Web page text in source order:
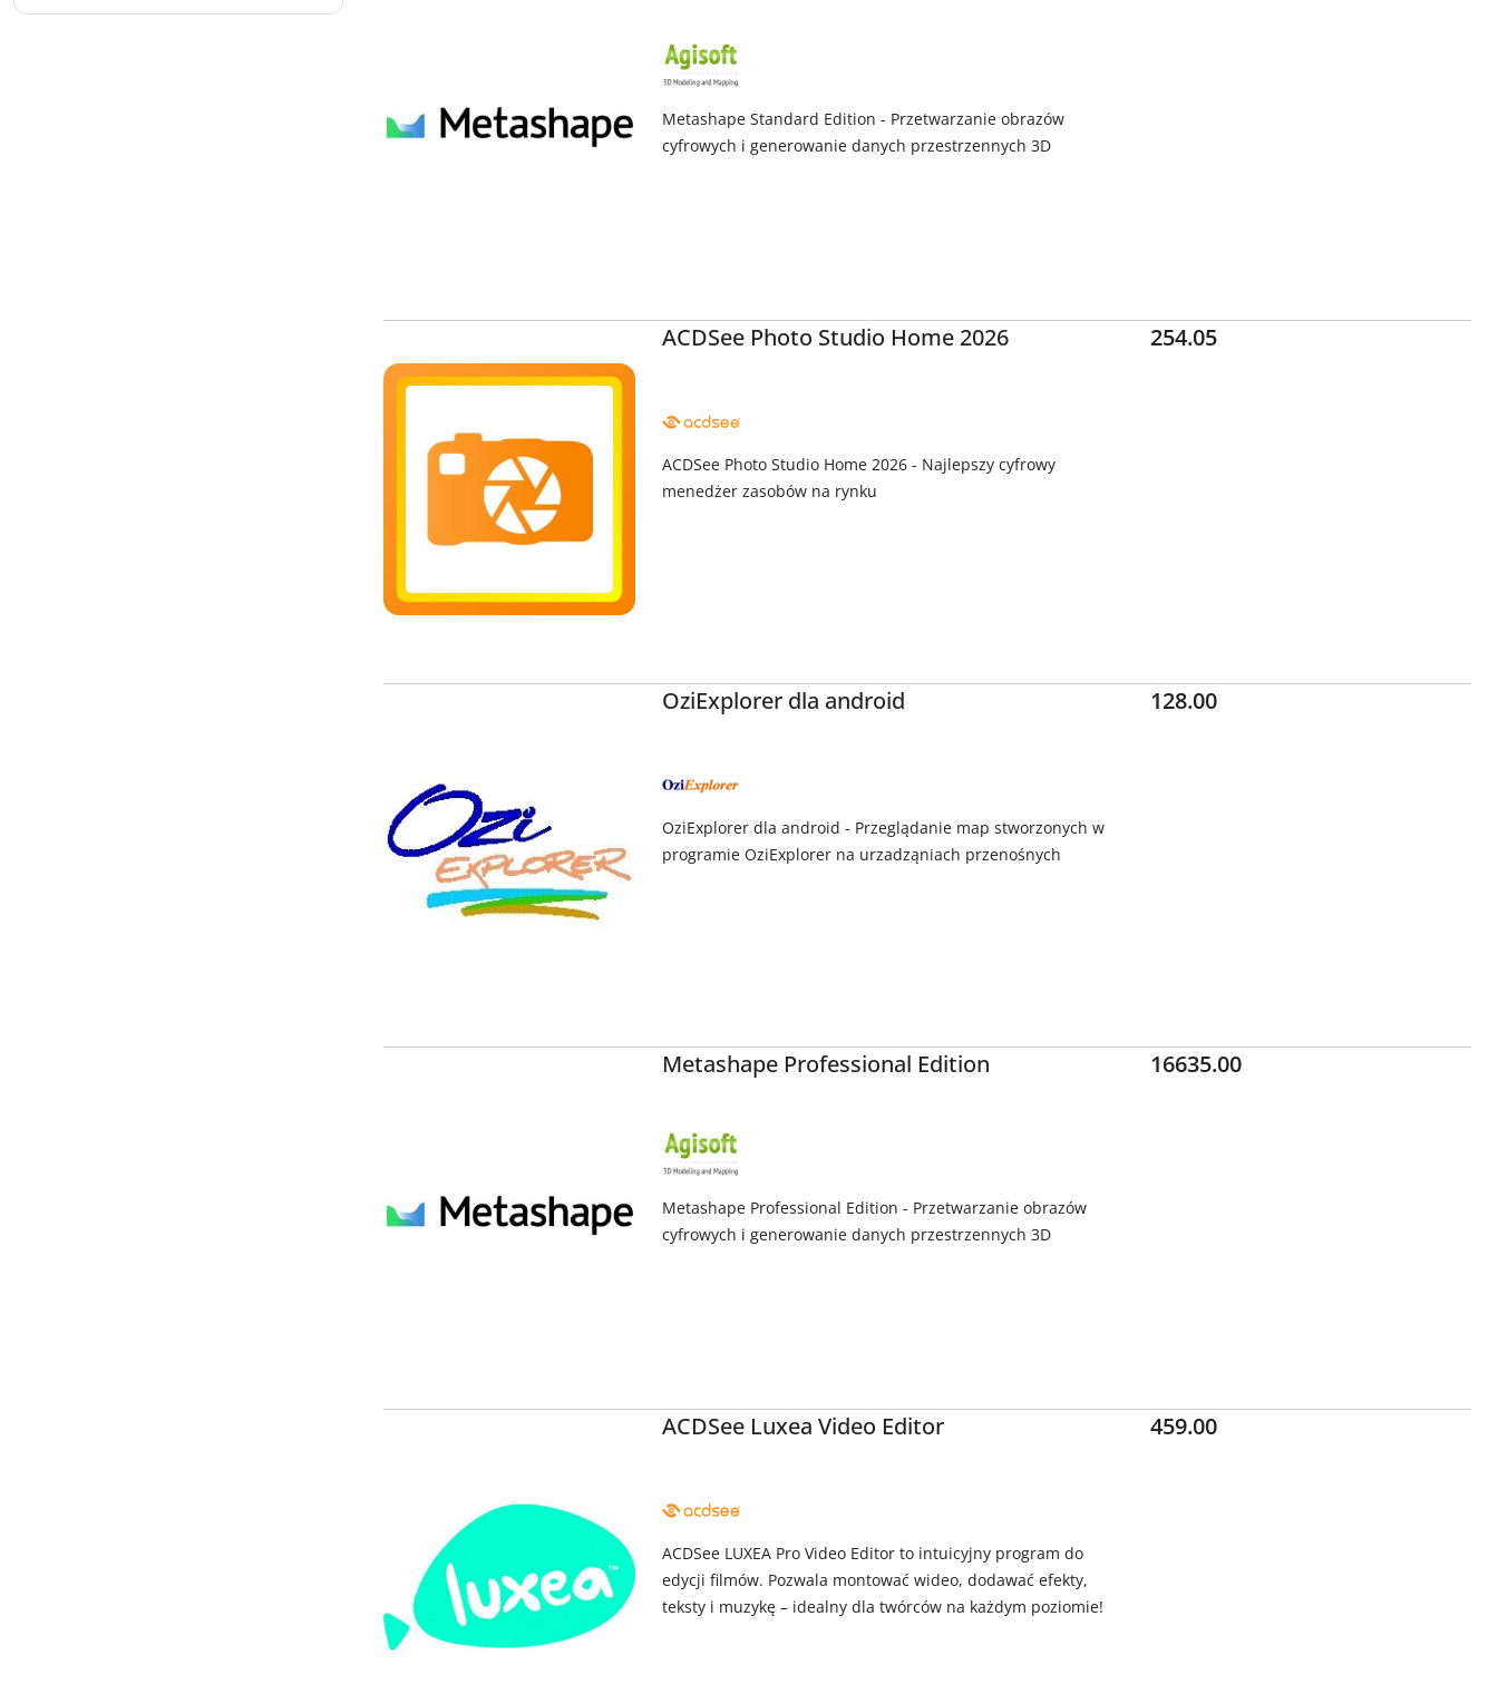
NAZWA
PRODUCENTA:
AGISOFT
Metashape Standard Edition - Przetwarzanie obrazów
cyfrowych i generowanie danych przestrzennych 3D
ACDSee Photo Studio Home 2026
NAZWA
PRODUCENTA:
SYSTEMS
ACDSee Photo Studio Home 2026 - Najlepszy cyfrowy
menedżer zasobów na rynku
Cena:
254.05
OziExplorer dla android
NAZWA
PRODUCENTA:
OziExplorer dla android - Przeglądanie map stworzonych w
programie OziExplorer na urzadząniach przenośnych
Cena:
128.00
Metashape Professional Edition
NAZWA
PRODUCENTA:
AGISOFT
Metashape Professional Edition - Przetwarzanie obrazów
cyfrowych i generowanie danych przestrzennych 3D
Cena:
16635.00
ACDSee Luxea Video Editor
NAZWA
PRODUCENTA:
SYSTEMS
ACDSee LUXEA Pro Video Editor to intuicyjny program do
edycji filmów. Pozwala montować wideo, dodawać efekty,
teksty i muzykę – idealny dla twórców na każdym poziomie!
Cena:
459.00